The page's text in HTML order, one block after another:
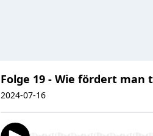
Folge 19 - Wie fördert man
2024-07-16